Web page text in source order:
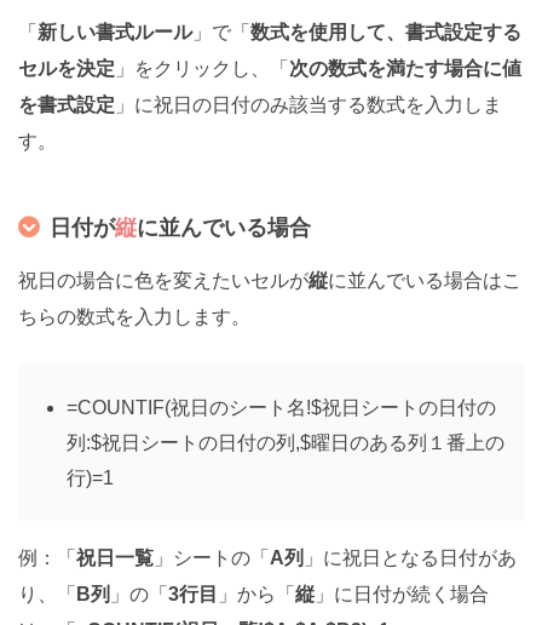
「 新しい書式ルール」で「 数式を使用して、書式設定する
セルを決定 」をクリックし、「 次の数式を満たす場合に値
を書式設定 」に祝日の日付のみ該当する数式を入力しま
す。
日付が縦に並んでいる場合
祝日の場合に色を変えたいセルが縦に並んでいる場合はこ
ちらの数式を入力します。
=COUNTIF(祝日のシート名!$祝日シートの日付の
列:$祝日シートの日付の列,$曜日のある列１番上の
行)=1
例：「 祝日一覧 」シートの「 A列 」に祝日となる日付があ
り、「 B列 」の「 3行目 」から「 縦 」に日付が続く場合